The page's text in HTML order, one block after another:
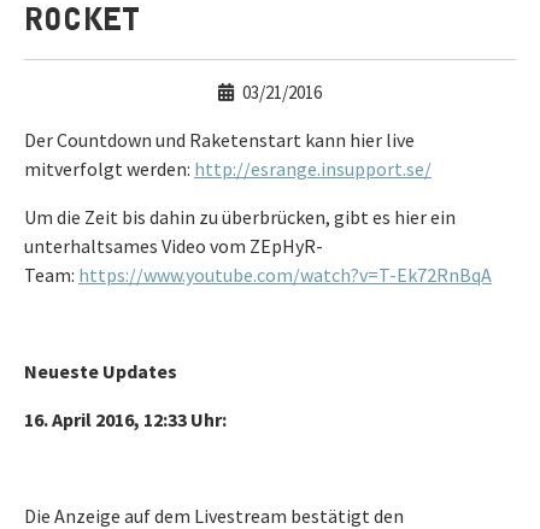
ROCKET
03/21/2016
Der Countdown und Raketenstart kann hier live
mitverfolgt werden: http://esrange.insupport.se/
Um die Zeit bis dahin zu überbrücken, gibt es hier ein
unterhaltsames Video vom ZEpHyR-
Team: https://www.youtube.com/watch?v=T-Ek72RnBqA
Neueste Updates
16. April 2016, 12:33 Uhr:
Die Anzeige auf dem Livestream bestätigt den